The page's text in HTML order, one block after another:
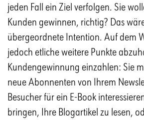
jeden Fall ein Ziel verfolgen. Sie
Kunden gewinnen, richtig? Das
übergeordnete Intention. Auf dem
jedoch etliche weitere Punkte
Kundengewinnung einzahlen: Sie
neue Abonnenten von Ihrem
Besucher für ein E-Book
bringen, Ihre Blogartikel zu lesen,